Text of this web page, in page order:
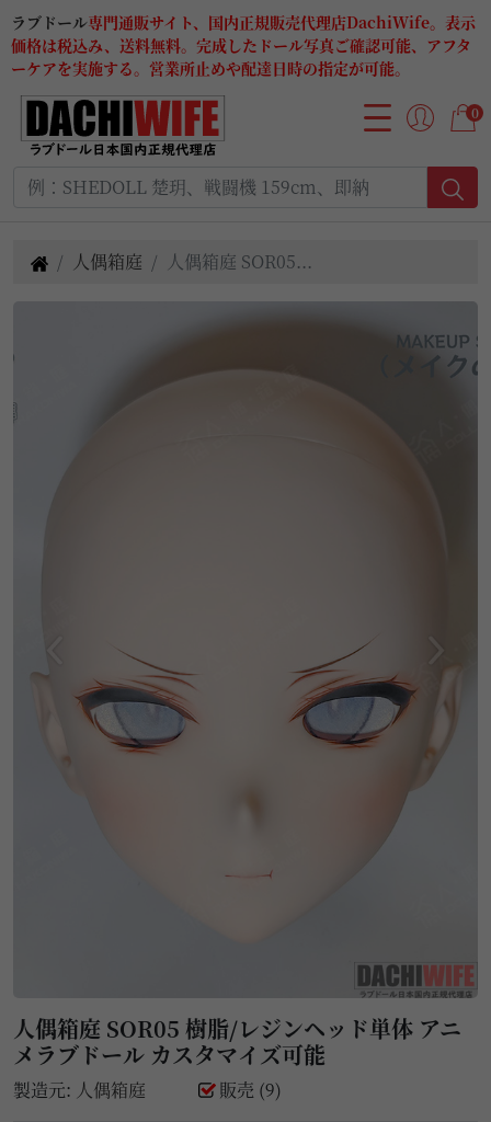
ラブドール専門通販サイト、国内正規販売代理店DachiWife。表示
価格は税込み、送料無料。完成したドール写真ご確認可能、アフタ
ーケアを実施する。営業所止めや配達日時の指定が可能。
0
人偶箱庭 人偶箱庭 SOR05...
人偶箱庭 SOR05 樹脂/レジンヘッド単体 アニ
メラブドール カスタマイズ可能
製造元: 人偶箱庭 販売 (9)